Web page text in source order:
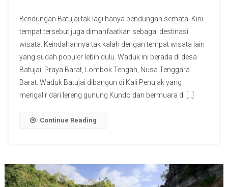
Bendungan Batujai tak lagi hanya bendungan semata. Kini
tempat tersebut juga dimanfaatkan sebagai destinasi
wisata. Keindahannya tak kalah dengan tempat wisata lain
yang sudah populer lebih dulu. Waduk ini berada di desa
Batujai, Praya Barat, Lombok Tengah, Nusa Tenggara
Barat. Waduk Batujai dibangun di Kali Penujak yang
mengalir dari lereng gunung Kundo dan bermuara di […]
Continue Reading